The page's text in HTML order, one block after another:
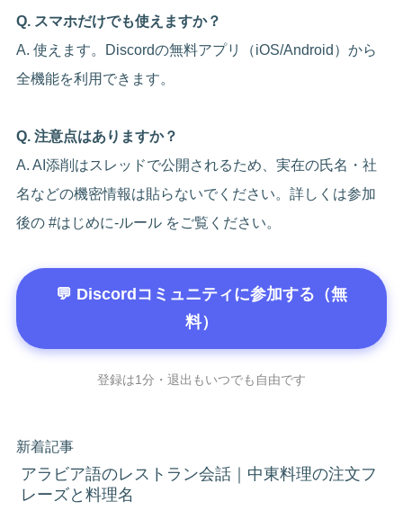
Q. スマホだけでも使えますか？
A. 使えます。Discordの無料アプリ（iOS/Android）から
全機能を利用できます。
Q. 注意点はありますか？
A. AI添削はスレッドで公開されるため、実在の氏名・社
名などの機密情報は貼らないでください。詳しくは参加
後の #はじめに-ルール をご覧ください。
💬 Discordコミュニティに参加する（無
料）
登録は1分・退出もいつでも自由です
新着記事
アラビア語のレストラン会話｜中東料理の注文フ
レーズと料理名